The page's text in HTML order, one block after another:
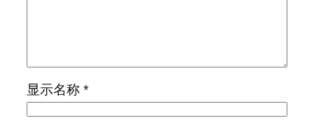
显示名称 *